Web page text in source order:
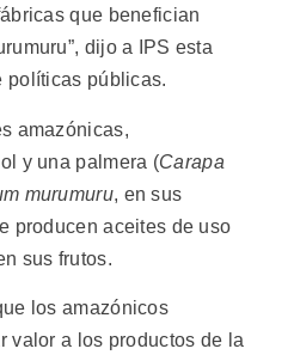
que benefician
dijo a IPS esta
políticas públicas.
amazónicas,
y una palmera (Carapa
murumuru, en sus
producen aceites de uso
sus frutos.
los amazónicos
valor a los productos de la